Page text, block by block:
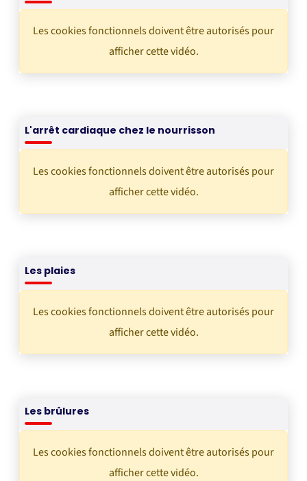
Les cookies fonctionnels doivent être autorisés pour
afficher cette vidéo.
L'arrêt cardiaque chez le nourrisson
Les cookies fonctionnels doivent être autorisés pour
afficher cette vidéo.
Les plaies
Les cookies fonctionnels doivent être autorisés pour
afficher cette vidéo.
Les brûlures
Les cookies fonctionnels doivent être autorisés pour
afficher cette vidéo.